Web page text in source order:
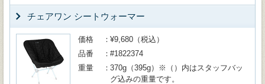
チェアワン シートウォーマー
価格
¥9,680（税込）
品番
#1822374
重量
370g（395g）※（）内はスタッフバッ
グ込みの重量です。